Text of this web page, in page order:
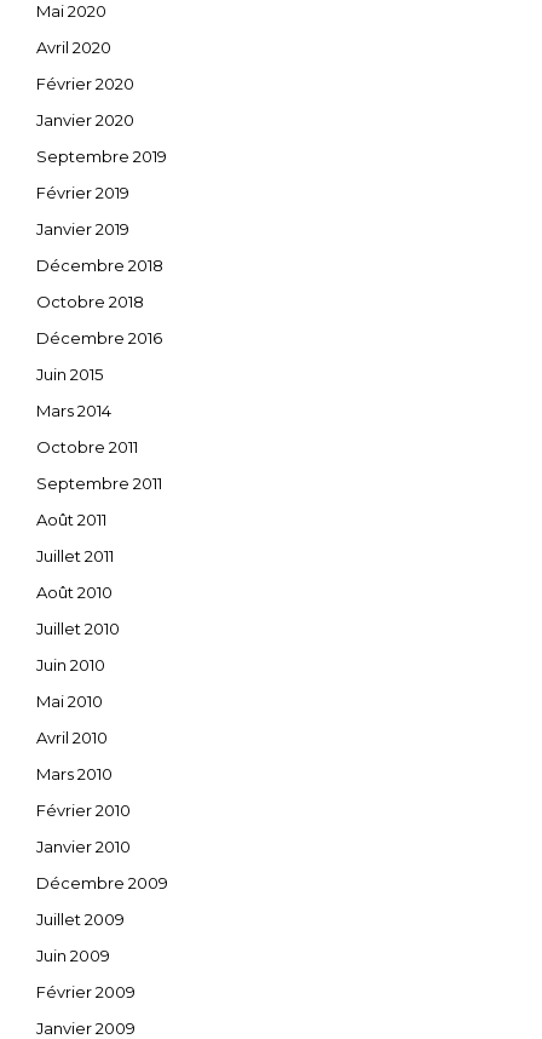
Mai 2020
Avril 2020
Février 2020
Janvier 2020
Septembre 2019
Février 2019
Janvier 2019
Décembre 2018
Octobre 2018
Décembre 2016
Juin 2015
Mars 2014
Octobre 2011
Septembre 2011
Août 2011
Juillet 2011
Août 2010
Juillet 2010
Juin 2010
Mai 2010
Avril 2010
Mars 2010
Février 2010
Janvier 2010
Décembre 2009
Juillet 2009
Juin 2009
Février 2009
Janvier 2009